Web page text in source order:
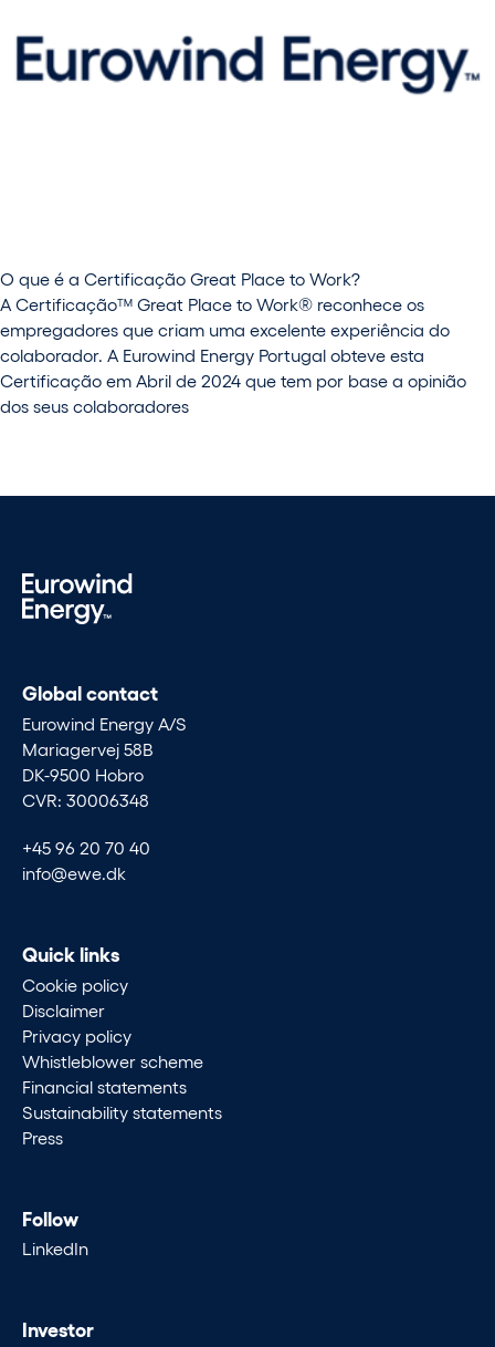
O que é a Certificação Great Place to Work?
A Certificação™ Great Place to Work® reconhece os
empregadores que criam uma excelente experiência do
colaborador. A Eurowind Energy Portugal obteve esta
Certificação em Abril de 2024 que tem por base a opinião
dos seus colaboradores
Global contact
Eurowind Energy A/S
Mariagervej 58B
DK-9500 Hobro
CVR: 30006348
+45 96 20 70 40
info@ewe.dk
Quick links
Cookie policy
Disclaimer
Privacy policy
Whistleblower scheme
Financial statements
Sustainability statements
Press
Follow
LinkedIn
Investor